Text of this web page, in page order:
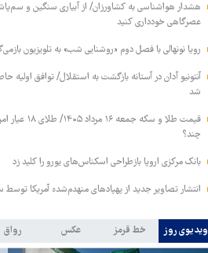
هشدار هواشناسی به کشاورزان/ از آبیاری سنگین و
عصرگاهی خودداری کنید
رویا نونهالی با فصل دوم «روشنایی شب» به تلویزیون
آنتونیو آدان در آستانه بازگشت به استقلال/ توافق اولیه
شد
قیمت طلا و سکه جمعه ۱۶ مرداد ۱۴۰۵/
چند؟
بانک مرکزی اروپا بازطراحی اسکناس‌های یورو را کلید زد
انتشار تصاویر جدید از پهپادهای منهدم‌شده آمریکا توسط
ویدیوی روز خط قرمز عکس رواق